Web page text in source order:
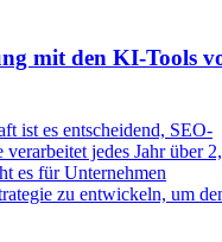
mit den KI-Tools
ist es entscheidend, SEO-
jedes Jahr über
es für Unternehmen
zu entwickeln, um